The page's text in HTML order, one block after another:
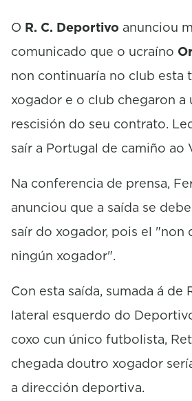
o
d
O R. C. Deportivo anunciou
comunicado que o ucraíno
non continuaría no club esta
xogador e o club chegaron a
rescisión do seu contrato.
saír a Portugal de camiño ao
Na conferencia de prensa,
anunciou que a saída se
saír do xogador, pois el "non
ningún xogador".
Con esta saída, sumada á de
lateral esquerdo do
coxo cun único futbolista,
chegada doutro xogador
a dirección deportiva.